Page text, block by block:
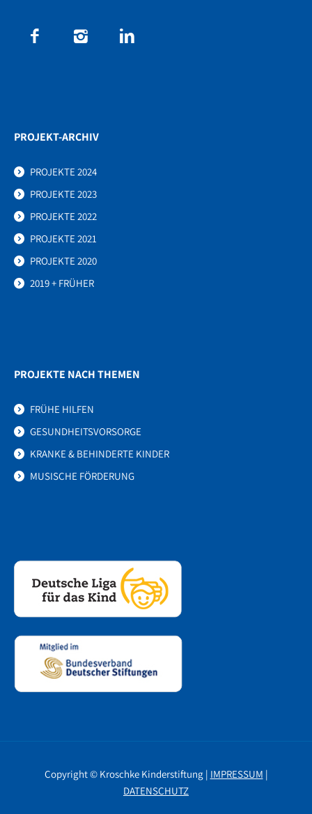
PROJEKT-ARCHIV
PROJEKTE 2024
PROJEKTE 2023
PROJEKTE 2022
PROJEKTE 2021
PROJEKTE 2020
2019 + FRÜHER
PROJEKTE NACH THEMEN
FRÜHE HILFEN
GESUNDHEITSVORSORGE
KRANKE & BEHINDERTE KINDER
MUSISCHE FÖRDERUNG
Copyright © Kroschke Kinderstiftung | IMPRESSUM |
DATENSCHUTZ